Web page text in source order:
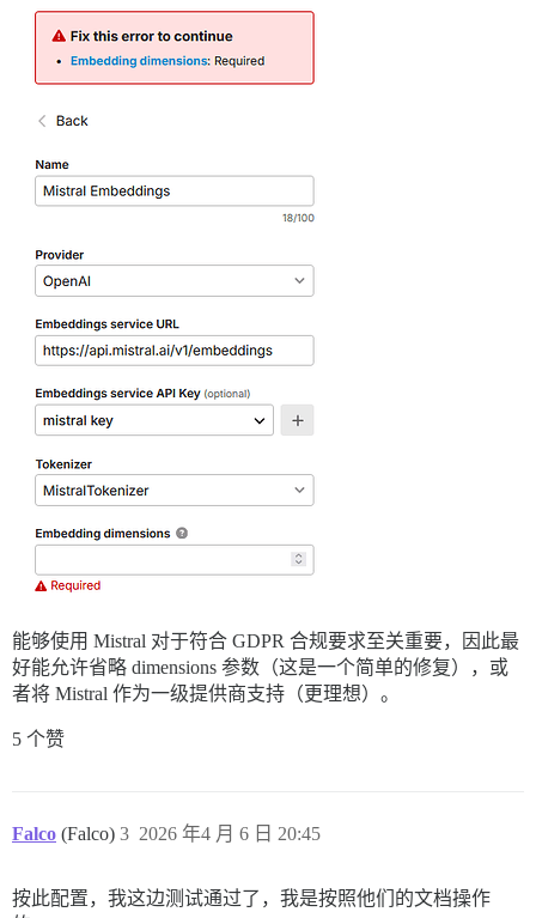
能够使用 Mistral 对于符合 GDPR 合规要求至关重要，因此最
好能允许省略 dimensions 参数（这是一个简单的修复），或
者将 Mistral 作为一级提供商支持（更理想）。
5 个赞
Falco (Falco) 2026 年4 月 6 日 20:45
3
按此配置，我这边测试通过了，我是按照他们的文档操作